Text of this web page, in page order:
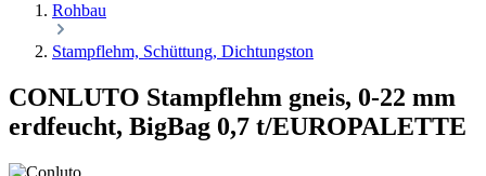
Rohbau
Stampflehm, Schüttung, Dichtungston
CONLUTO Stampflehm gneis, 0-22 mm
erdfeucht, BigBag 0,7 t/EUROPALETTE